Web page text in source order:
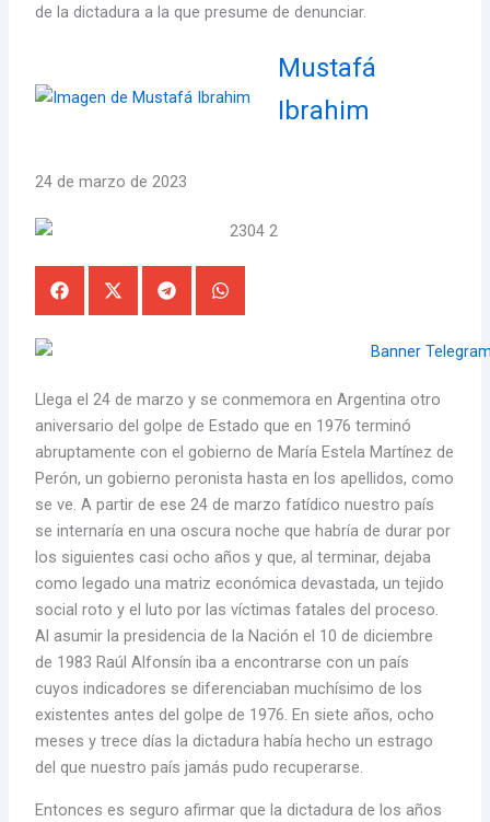
de la dictadura a la que presume de denunciar.
Mustafá
Ibrahim
24 de marzo de 2023
Llega el 24 de marzo y se conmemora en Argentina otro
aniversario del golpe de Estado que en 1976 terminó
abruptamente con el gobierno de María Estela Martínez de
Perón, un gobierno peronista hasta en los apellidos, como
se ve. A partir de ese 24 de marzo fatídico nuestro país
se internaría en una oscura noche que habría de durar por
los siguientes casi ocho años y que, al terminar, dejaba
como legado una matriz económica devastada, un tejido
social roto y el luto por las víctimas fatales del proceso.
Al asumir la presidencia de la Nación el 10 de diciembre
de 1983 Raúl Alfonsín iba a encontrarse con un país
cuyos indicadores se diferenciaban muchísimo de los
existentes antes del golpe de 1976. En siete años, ocho
meses y trece días la dictadura había hecho un estrago
del que nuestro país jamás pudo recuperarse.
Entonces es seguro afirmar que la dictadura de los años